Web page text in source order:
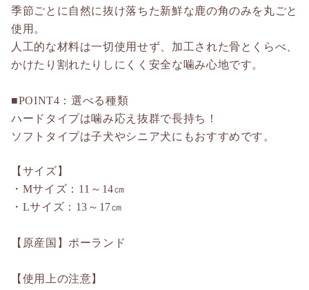
季節ごとに自然に抜け落ちた新鮮な鹿の角のみを丸ごと
使用。
人工的な材料は一切使用せず、加工された骨とくらべ、
かけたり割れたりしにくく安全な噛み心地です。
■POINT4：選べる種類
ハードタイプは噛み応え抜群で長持ち！
ソフトタイプは子犬やシニア犬にもおすすめです。
【サイズ】
・Mサイズ：11～14㎝
・Lサイズ：13～17㎝
【原産国】ポーランド
【使用上の注意】